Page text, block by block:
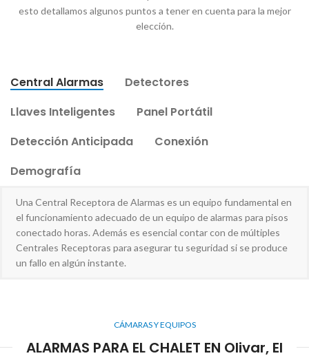
esto detallamos algunos puntos a tener en cuenta para la mejor
elección.
Central Alarmas
Detectores
Llaves Inteligentes
Panel Portátil
Detección Anticipada
Conexión
Demografía
Una Central Receptora de Alarmas es un equipo fundamental en
el funcionamiento adecuado de un equipo de alarmas para pisos
conectado horas. Además es esencial contar con de múltiples
Centrales Receptoras para asegurar tu seguridad si se produce
un fallo en algún instante.
CÁMARAS Y EQUIPOS
ALARMAS PARA EL CHALET EN Olivar, El